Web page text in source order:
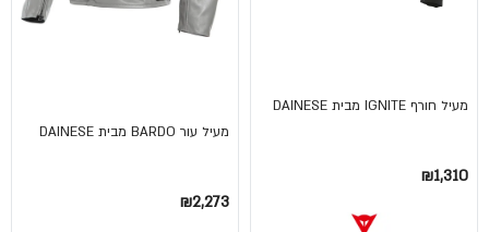
מעיל חורף IGNITE מבית DAINESE
₪1,310
מעיל עור BARDO מבית DAINESE
₪2,273